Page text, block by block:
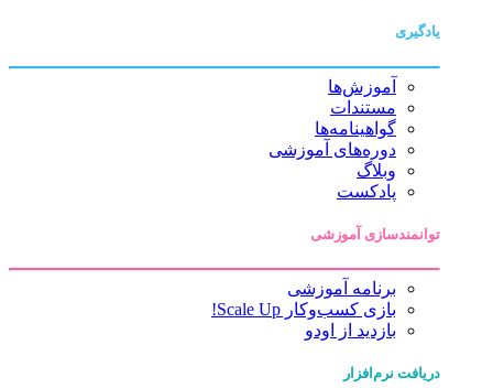
یادگیری
آموزش‌ها
مستندات
گواهینامه‌ها
دوره‌های آموزشی
وبلاگ
پادکست
توانمندسازی آموزشی
برنامه آموزشی
بازی کسب‌وکار Scale Up!
بازدید از اودو
دریافت نرم‌افزار